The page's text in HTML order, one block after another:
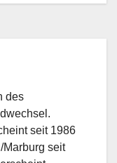
des
seit 1986
Marburg seit